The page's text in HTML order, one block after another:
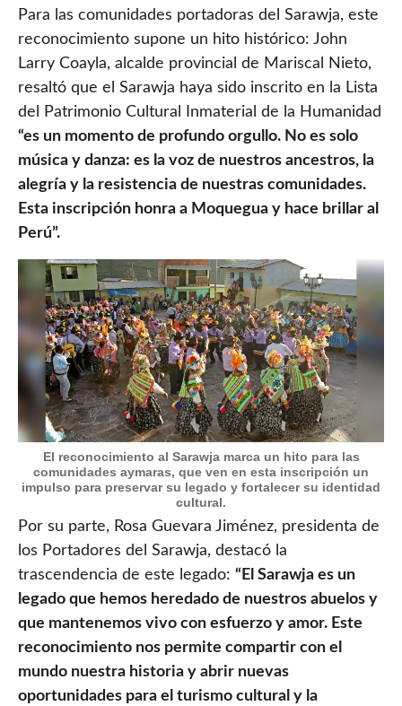
Para las comunidades portadoras del Sarawja, este
reconocimiento supone un hito histórico: John
Larry Coayla, alcalde provincial de Mariscal Nieto,
resaltó que el Sarawja haya sido inscrito en la Lista
del Patrimonio Cultural Inmaterial de la Humanidad
“es un momento de profundo orgullo. No es solo
música y danza: es la voz de nuestros ancestros, la
alegría y la resistencia de nuestras comunidades.
Esta inscripción honra a Moquegua y hace brillar al
Perú”.
El reconocimiento al Sarawja marca un hito para las
comunidades aymaras, que ven en esta inscripción un
impulso para preservar su legado y fortalecer su identidad
cultural.
Por su parte, Rosa Guevara Jiménez, presidenta de
los Portadores del Sarawja, destacó la
trascendencia de este legado: “El Sarawja es un
legado que hemos heredado de nuestros abuelos y
que mantenemos vivo con esfuerzo y amor. Este
reconocimiento nos permite compartir con el
mundo nuestra historia y abrir nuevas
oportunidades para el turismo cultural y la